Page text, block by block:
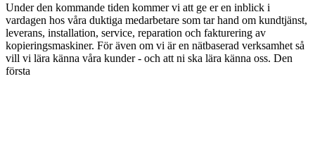
Under den kommande tiden kommer vi att ge er en inblick i
vardagen hos våra duktiga medarbetare som tar hand om kundtjänst,
leverans, installation, service, reparation och fakturering av
kopieringsmaskiner. För även om vi är en nätbaserad verksamhet så
vill vi lära känna våra kunder - och att ni ska lära känna oss. Den
första